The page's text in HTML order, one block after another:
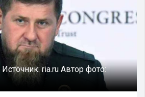
Источник:ria.ru Автор фото: